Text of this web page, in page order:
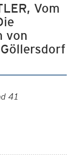
Vom
von
41